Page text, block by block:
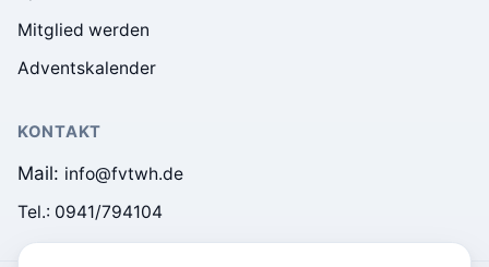
Mitglied werden
Adventskalender
KONTAKT
Mail: info@fvtwh.de
Tel.: 0941/794104